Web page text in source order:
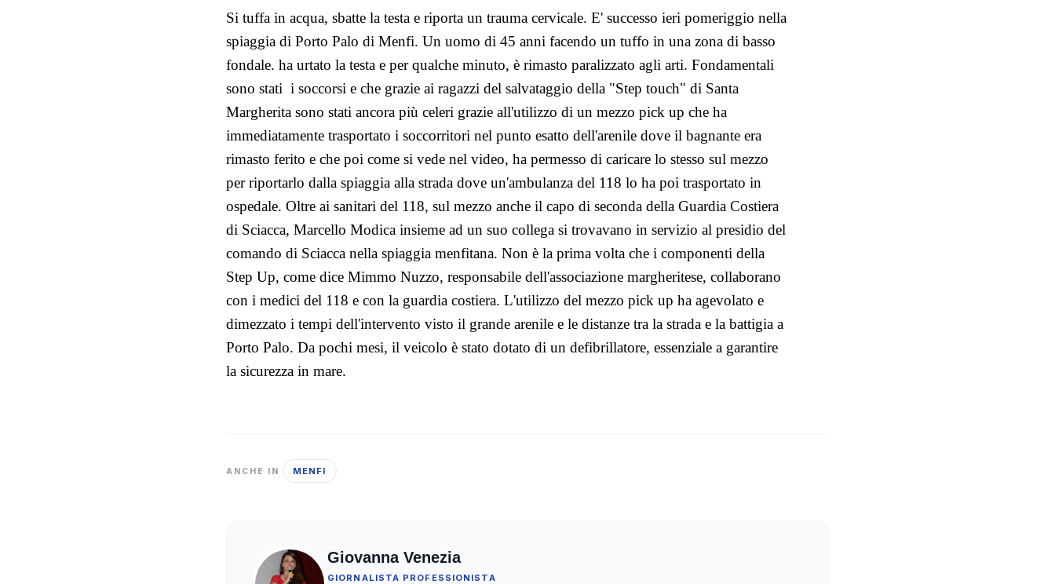
Si tuffa in acqua, sbatte la testa e riporta un trauma cervicale. E' successo ieri pomeriggio nella
spiaggia di Porto Palo di Menfi. Un uomo di 45 anni facendo un tuffo in una zona di basso
fondale. ha urtato la testa e per qualche minuto, è rimasto paralizzato agli arti. Fondamentali
sono stati i soccorsi e che grazie ai ragazzi del salvataggio della "Step touch" di Santa
Margherita sono stati ancora più celeri grazie all'utilizzo di un mezzo pick up che ha
immediatamente trasportato i soccorritori nel punto esatto dell'arenile dove il bagnante era
rimasto ferito e che poi come si vede nel video, ha permesso di caricare lo stesso sul mezzo
per riportarlo dalla spiaggia alla strada dove un'ambulanza del 118 lo ha poi trasportato in
ospedale. Oltre ai sanitari del 118, sul mezzo anche il capo di seconda della Guardia Costiera
di Sciacca, Marcello Modica insieme ad un suo collega si trovavano in servizio al presidio del
comando di Sciacca nella spiaggia menfitana. Non è la prima volta che i componenti della
Step Up, come dice Mimmo Nuzzo, responsabile dell'associazione margheritese, collaborano
con i medici del 118 e con la guardia costiera. L'utilizzo del mezzo pick up ha agevolato e
dimezzato i tempi dell'intervento visto il grande arenile e le distanze tra la strada e la battigia a
Porto Palo. Da pochi mesi, il veicolo è stato dotato di un defibrillatore, essenziale a garantire
la sicurezza in mare.
ANCHE IN MENFI
Giovanna Venezia
GIORNALISTA PROFESSIONISTA